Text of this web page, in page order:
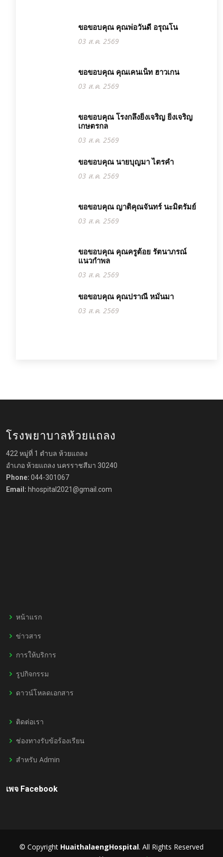
ขอขอบคุณ คุณพ่อวันดี อรุณโน
03 ส.ค. 2569
ขอขอบคุณ คุณเคนเน็ท ฮาวเกน
03 ส.ค. 2569
ขอขอบคุณ โรงกลึงยิ่งเจริญ ยิ่งเจริญ
เกษตรกล
03 ส.ค. 2569
ขอขอบคุณ นายบุญมา ไตรคำ
03 ส.ค. 2569
ขอขอบคุณ ญาติคุณจันทร์ นะมิตรัมย์
03 ส.ค. 2569
ขอขอบคุณ คุณครูต้อย รัตนาภรณ์
แนวกำพล
03 ส.ค. 2569
ขอขอบคุณ คุณปราณี หมั่นมา
03 ส.ค. 2569
โรงพยาบาลห้วยแถลง
422 หมู่ที่ 1 ตำบล ห้วยแถลง
อำเภอ ห้วยแถลง นครราชสีมา 30240
Phone: 044-301067
Email: hhospital2021@gmail.com
หน้าแรก
ข่าวสาร
การให้บริการ
รูปกิจกรรม
ดาวน์โหลดเอกสาร
ติดต่อเรา
ช่องทางรับข้อร้องเรียน
สำหรับ Admin
เพจ Facebook
© Copyright HuaithalaengHospital. All Rights Reserved